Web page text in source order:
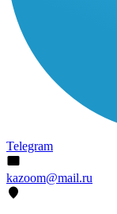
Telegram
kazoom@mail.ru